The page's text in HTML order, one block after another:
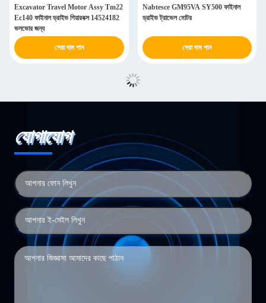
Excavator Travel Motor Assy Tm22
Ec140 ফাইনাল ড্রাইভ গিয়ারবক্স 14524182
ভলভোর জন্য
সেরা দাম পান
Nabtesce GM95VA SY500 ফাইনাল
ড্রাইভ ট্রাভেল মোটর
সেরা দাম পান
যোগাযোগ